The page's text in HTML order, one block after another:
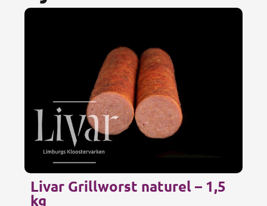
Livar Grillworst naturel – 1,5
kg